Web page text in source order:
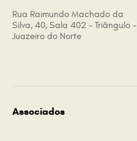
Rua Raimundo Machado da
Silva, 40, Sala 402 - Triângulo -
Juazeiro do Norte
Associados